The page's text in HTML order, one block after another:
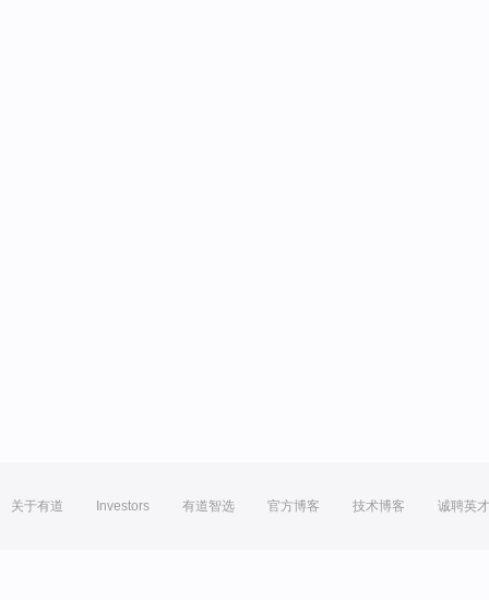
关于有道 Investors 有道智选 官方博客 技术博客 诚聘英才